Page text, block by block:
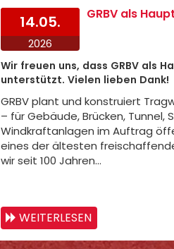
14.05.
2026
GRBV als
Wir freuen uns, dass GRBV als
unterstützt. Vielen lieben Dank!
GRBV plant und konstruiert
– für Gebäude, Brücken, Tunnel,
Windkraftanlagen im Auftrag
eines der ältesten
wir seit 100 Jahren…
WEITERLESEN